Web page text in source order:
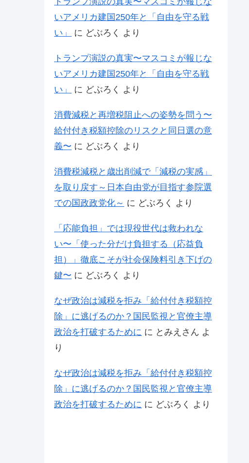
いアメリカ建国250年と「自由を守る戦
い」
に どぶろく より
トランプ演説の真実〜マスコミが報じな
いアメリカ建国250年と「自由を守る戦
い」
に どぶろく より
消費減税と再増税阻止への姿勢を問う〜
給付付き税額控除のリスクと同日選の意
義〜 に どぶろく より
消費税減税と歳出削減で「減税の実感」
を取り戻す～日本自由党が目指す参院選
での国政政党化～ に どぶろく より
「応能負担」では現役世代は救われな
い〜「使った分だけ負担する（応益負
担）」徹底こそが社会保険料引き下げの
鍵〜 に どぶろく より
なぜ政治は減税を拒み「給付付き税額控
除」に逃げるのか？国民監視と官僚主導
政治を打破するために に とみえさん よ
り
なぜ政治は減税を拒み「給付付き税額控
除」に逃げるのか？国民監視と官僚主導
政治を打破するために に どぶろく より